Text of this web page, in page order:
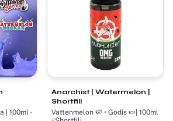
| 100ml -
Anarchist | Watermelon |
Shortfill
Vattenmelon 🍉 • Godis 🍬| 100ml